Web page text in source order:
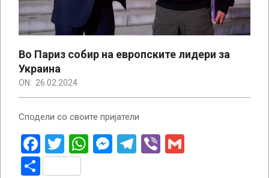
Во Париз собир на европските лидери за
Украина
ON: 26.02.2024
Сподели со своите пријатели
Facebook
Twitter
WhatsApp
Messenger
Telegram
Viber
Share